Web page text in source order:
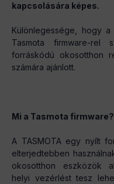
kapcsolására képes.
Különlegessége, hogy
Tasmota firmware-
forráskódú okosotthon
számára ajánlott.
Mi a Tasmota firmware?
A TASMOTA egy nyílt
elterjedtebben
okosotthon eszközök
helyi vezérlést tesz